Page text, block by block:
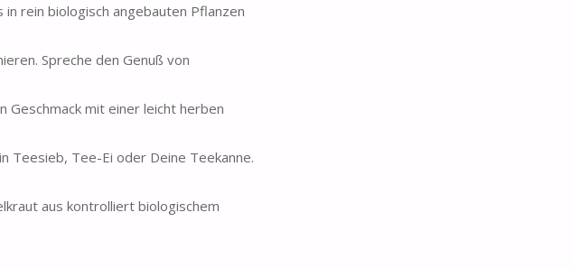
rein biologisch angebauten Pflanzen
Spreche den Genuß von
Geschmack mit einer leicht herben
Teesieb, Tee-Ei oder Deine Teekanne.
aus kontrolliert biologischem